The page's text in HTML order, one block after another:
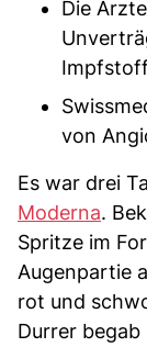
Die
von
Es war drei
Moderna.
Spritze im
Augenpartie
rot und
Durrer